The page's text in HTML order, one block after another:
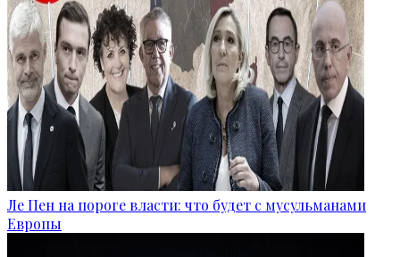
Ле Пен на пороге власти: что будет с мусульманами
Европы